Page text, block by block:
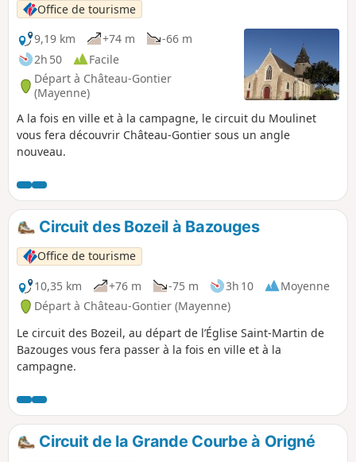
Office de tourisme
9,19 km
+74 m
-66 m
2h 50
Facile
Départ à Château-Gontier
(Mayenne)
A la fois en ville et à la campagne, le circuit du Moulinet
vous fera découvrir Château-Gontier sous un angle
nouveau.
Circuit des Bozeil à Bazouges
Office de tourisme
10,35 km
+76 m -75 m 3h 10
Moyenne
Départ à Château-Gontier (Mayenne)
Le circuit des Bozeil, au départ de l’Église Saint-Martin de
Bazouges vous fera passer à la fois en ville et à la
campagne.
Circuit de la Grande Courbe à Origné